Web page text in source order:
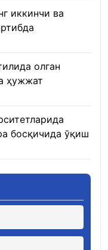
иккинчи ва
олган
ҳужжат
босқичида ўқиш